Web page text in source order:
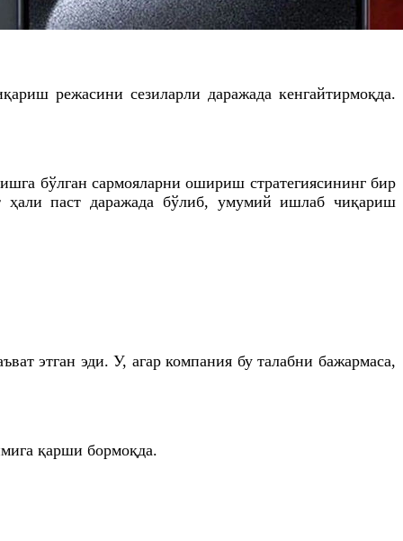
режасини сезиларли даражада кенгайтирмоқда.
бўлган сармояларни ошириш стратегиясининг бир
ҳали паст даражада бўлиб, умумий ишлаб чиқариш
этган эди. У, агар компания бу талабни бажармаса,
қарши бормоқда.